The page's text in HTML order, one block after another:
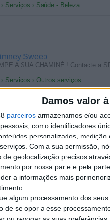
Damos valor
parceiros armazenamos e/ou
como identificadores
personalizados,
Com a sua permissão,
de geolocalização precisos
por nossa parte e pela
a informações mais
algum processamento dos
de se opor a esse
Serviços › Saúde - Beleza
Sweep
A SUA CHAMINÉ ! Contacte a
Serviços › Outros serviços
resolvemos oque esta te
› Serviços › Reparação